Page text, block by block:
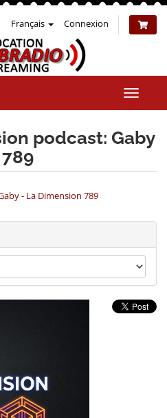
Français Connexion
la
podcast: Gaby
- La Dimension 789